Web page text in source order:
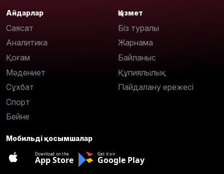
Айдарлар
Саясат
Аналитика
Қоғам
Мәдениет
Сұхбат
Спорт
Бейне
Қызмет
Біз туралы
Жарнама
Байланыс
Құпиялылық
Пайдалану ережесі
Мобильді қосымшалар
Download on the
App Store
Get it on
Google Play